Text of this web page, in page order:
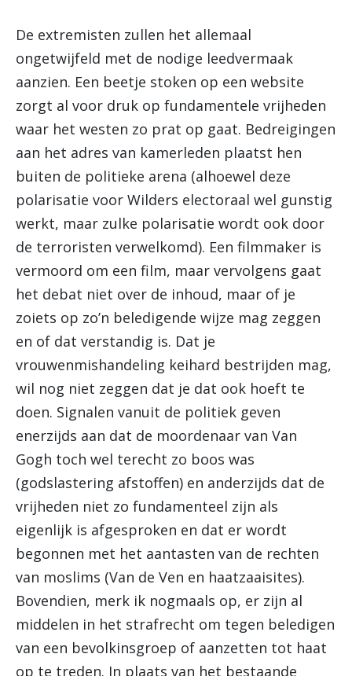
De extremisten zullen het allemaal
ongetwijfeld met de nodige leedvermaak
aanzien. Een beetje stoken op een website
zorgt al voor druk op fundamentele vrijheden
waar het westen zo prat op gaat. Bedreigingen
aan het adres van kamerleden plaatst hen
buiten de politieke arena (alhoewel deze
polarisatie voor Wilders electoraal wel gunstig
werkt, maar zulke polarisatie wordt ook door
de terroristen verwelkomd). Een filmmaker is
vermoord om een film, maar vervolgens gaat
het debat niet over de inhoud, maar of je
zoiets op zo’n beledigende wijze mag zeggen
en of dat verstandig is. Dat je
vrouwenmishandeling keihard bestrijden mag,
wil nog niet zeggen dat je dat ook hoeft te
doen. Signalen vanuit de politiek geven
enerzijds aan dat de moordenaar van Van
Gogh toch wel terecht zo boos was
(godslastering afstoffen) en anderzijds dat de
vrijheden niet zo fundamenteel zijn als
eigenlijk is afgesproken en dat er wordt
begonnen met het aantasten van de rechten
van moslims (Van de Ven en haatzaaisites).
Bovendien, merk ik nogmaals op, er zijn al
middelen in het strafrecht om tegen beledigen
van een bevolkinsgroep of aanzetten tot haat
op te treden. In plaats van het bestaande